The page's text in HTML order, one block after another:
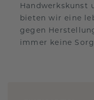
Handwerkskunst
bieten wir eine
gegen
immer keine